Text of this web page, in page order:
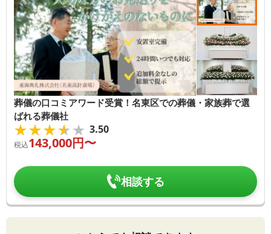
葬儀の口コミアワード受賞！名東区での葬儀・家族葬で選
ばれる葬儀社
★★★★★
★★★★★ 3.50
税込143,000円〜
相談する